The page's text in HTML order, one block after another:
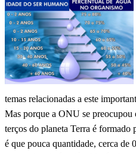
temas relacionadas a este
Mas porque a ONU se preocupou
terços do planeta Terra é formado
é que pouca quantidade, cerca de